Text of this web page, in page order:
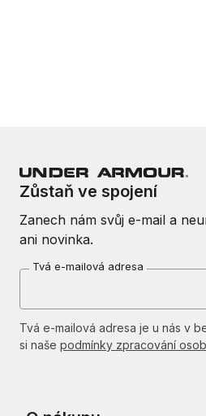
Zůstaň ve spojení
Zanech nám svůj e-mail a
ani novinka.
Tvá e-mailová adresa
Tvá e-mailová adresa je u nás v
si naše podmínky zpracování